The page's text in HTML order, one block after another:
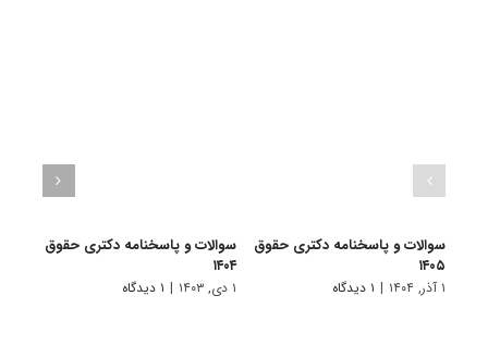
سوالات و پاسخنامه دکتری حقوق
۱۴۰۵
۱ آذر, ۱۴۰۴ | ۱ دیدگاه
سوالات و پاسخنامه دکتری حقوق
۱۴۰۴
۱ دی, ۱۴۰۳ | ۱ دیدگاه